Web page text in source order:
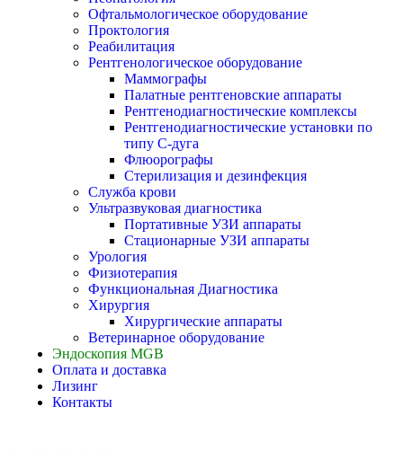
Офтальмологическое оборудование
Проктология
Реабилитация
Рентгенологическое оборудование
Маммографы
Палатные рентгеновские аппараты
Рентгенодиагностические комплексы
Рентгенодиагностические установки по
типу С-дуга
Флюорографы
Стерилизация и дезинфекция
Служба крови
Ультразвуковая диагностика
Портативные УЗИ аппараты
Стационарные УЗИ аппараты
Урология
Физиотерапия
Функциональная Диагностика
Хирургия
Хирургические аппараты
Ветеринарное оборудование
Эндоскопия MGB
Оплата и доставка
Лизинг
Контакты